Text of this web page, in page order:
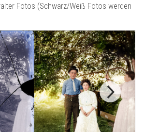
Fotos (Schwarz/Weiß Fotos werden